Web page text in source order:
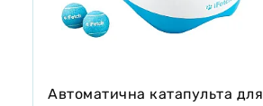
Автоматична катапульта для